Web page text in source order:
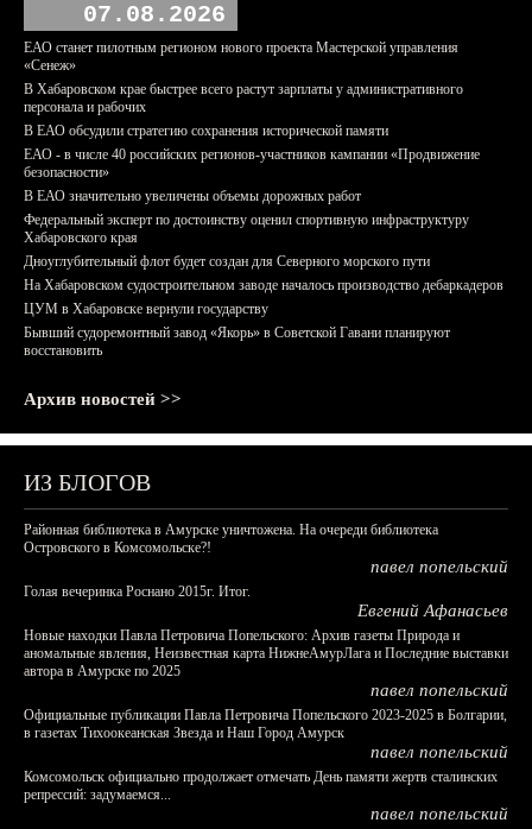
07.08.2026
ЕАО станет пилотным регионом нового проекта Мастерской управления
«Сенеж»
В Хабаровском крае быстрее всего растут зарплаты у административного
персонала и рабочих
В ЕАО обсудили стратегию сохранения исторической памяти
ЕАО - в числе 40 российских регионов-участников кампании «Продвижение
безопасности»
В ЕАО значительно увеличены объемы дорожных работ
Федеральный эксперт по достоинству оценил спортивную инфраструктуру
Хабаровского края
Дноуглубительный флот будет создан для Северного морского пути
На Хабаровском судостроительном заводе началось производство дебаркадеров
ЦУМ в Хабаровске вернули государству
Бывший судоремонтный завод «Якорь» в Советской Гавани планируют
восстановить
Архив новостей >>
ИЗ БЛОГОВ
Районная библиотека в Амурске уничтожена. На очереди библиотека
Островского в Комсомольске?!
павел попельский
Голая вечеринка Роснано 2015г. Итог.
Евгений Афанасьев
Новые находки Павла Петровича Попельского: Архив газеты Природа и
аномальные явления, Неизвестная карта НижнеАмурЛага и Последние выставки
автора в Амурске по 2025
павел попельский
Официальные публикации Павла Петровича Попельского 2023-2025 в Болгарии,
в газетах Тихоокеанская Звезда и Наш Город Амурск
павел попельский
Комсомольск официально продолжает отмечать День памяти жертв сталинских
репрессий: задумаемся...
павел попельский